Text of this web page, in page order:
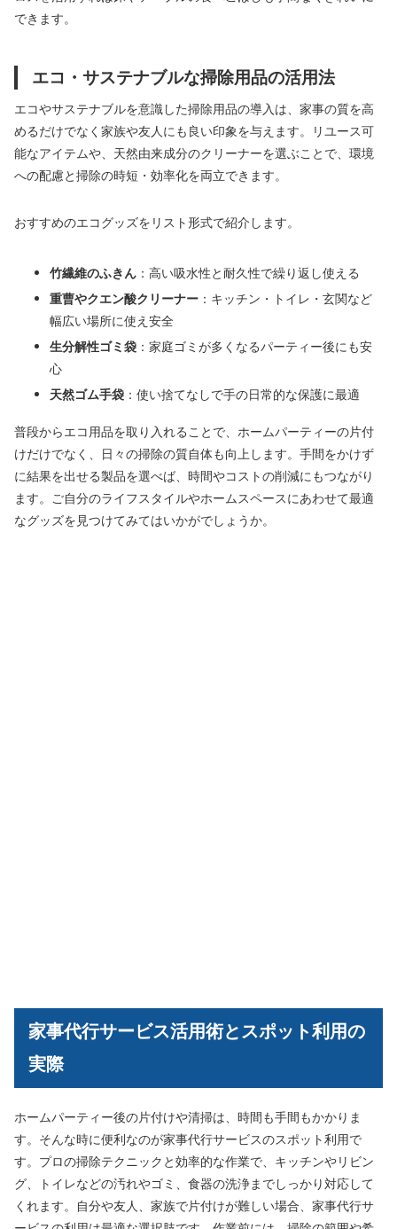
できます。
エコ・サステナブルな掃除用品の活用法
エコやサステナブルを意識した掃除用品の導入は、家事の質を高
めるだけでなく家族や友人にも良い印象を与えます。リユース可
能なアイテムや、天然由来成分のクリーナーを選ぶことで、環境
への配慮と掃除の時短・効率化を両立できます。
おすすめのエコグッズをリスト形式で紹介します。
竹繊維のふきん ：高い吸水性と耐久性で繰り返し使える
重曹やクエン酸クリーナー ：キッチン・トイレ・玄関など
幅広い場所に使え安全
生分解性ゴミ袋 ：家庭ゴミが多くなるパーティー後にも安
心
天然ゴム手袋 ：使い捨てなしで手の日常的な保護に最適
普段からエコ用品を取り入れることで、ホームパーティーの片付
けだけでなく、日々の掃除の質自体も向上します。手間をかけず
に結果を出せる製品を選べば、時間やコストの削減にもつながり
ます。ご自分のライフスタイルやホームスペースにあわせて最適
なグッズを見つけてみてはいかがでしょうか。
家事代行サービス活用術とスポット利用の
実際
ホームパーティー後の片付けや清掃は、時間も手間もかかりま
す。そんな時に便利なのが家事代行サービスのスポット利用で
す。プロの掃除テクニックと効率的な作業で、キッチンやリビン
グ、トイレなどの汚れやゴミ、食器の洗浄までしっかり対応して
くれます。自分や友人、家族で片付けが難しい場合、家事代行サ